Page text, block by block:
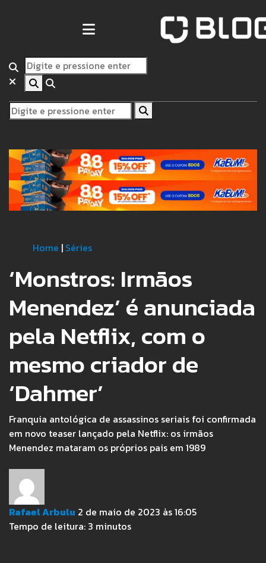
Home | Séries
‘Monstros: Irmãos
Menendez’ é anunciada
pela Netflix, com o
mesmo criador de
‘Dahmer’
Franquia antológica de assassinos seriais foi confirmada
em novo teaser lançado pela Netflix: os irmãos
Menendez mataram os próprios pais em 1989
Rafael Arbulu 2 de maio de 2023 às 16:05
Tempo de leitura: 3 minutos